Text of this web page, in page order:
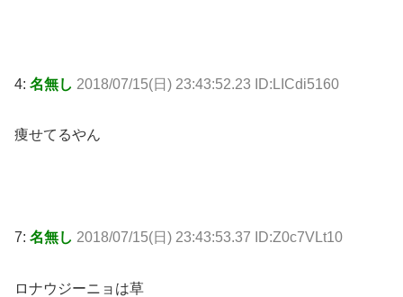
4: 名無し 2018/07/15(日) 23:43:52.23 ID:LICdi5160
痩せてるやん
7: 名無し 2018/07/15(日) 23:43:53.37 ID:Z0c7VLt10
ロナウジーニョは草